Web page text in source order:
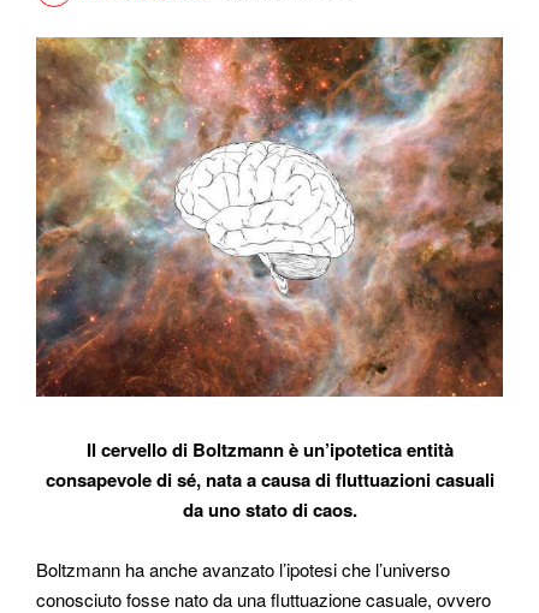
Il cervello di Boltzmann è un’ipotetica entità
consapevole di sé, nata a causa di fluttuazioni casuali
da uno stato di caos.
Boltzmann ha anche avanzato l’ipotesi che l’universo
conosciuto fosse nato da una fluttuazione casuale, ovvero